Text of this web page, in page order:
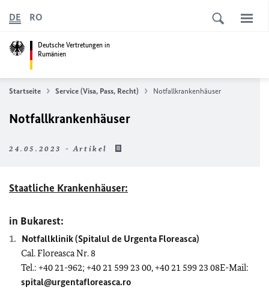
Deutsche Vertretungen in
Rumänien
DE RO
Startseite Service (Visa, Pass, Recht) Notfallkrankenhäuser
Notfallkrankenhäuser
24.05.2023 - Artikel
Staatliche Krankenhäuser:
in Bukarest:
Notfallklinik (Spitalul de Urgenta Floreasca)
Cal. Floreasca Nr. 8
Tel.: +40 21-962; +40 21 599 23 00, +40 21 599 23 08E-Mail:
spital@urgentafloreasca.ro